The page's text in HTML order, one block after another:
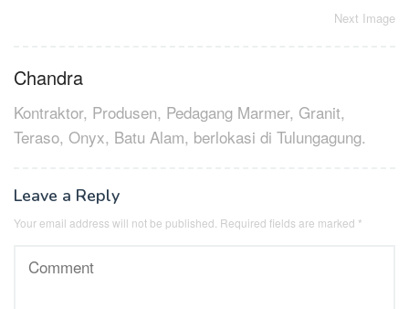
Next Image
Chandra
Kontraktor, Produsen, Pedagang Marmer, Granit,
Teraso, Onyx, Batu Alam, berlokasi di Tulungagung.
Leave a Reply
Your email address will not be published. Required fields are marked *